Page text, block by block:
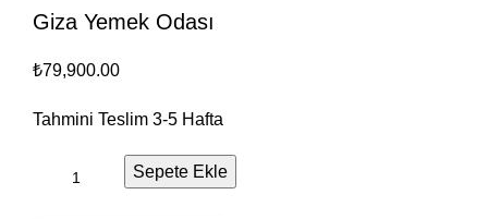
Giza Yemek Odası
₺79,900.00
Tahmini Teslim 3-5 Hafta
Sepete Ekle